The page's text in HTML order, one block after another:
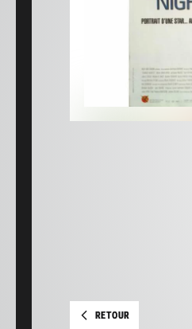
RETOUR